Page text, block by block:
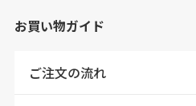
お買い物ガイド
ご注文の流れ